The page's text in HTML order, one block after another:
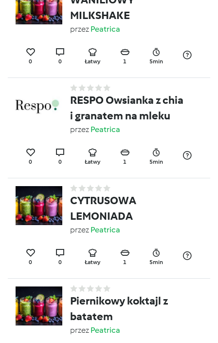
MILKSHAKE
przez Peatrica
0 0 Łatwy 1 5min
RESPO Owsianka z chia
i granatem na mleku
przez Peatrica
0 0 Łatwy 1 5min
CYTRUSOWA
LEMONIADA
przez Peatrica
0 0 Łatwy 1 5min
Piernikowy koktajl z
batatem
przez Peatrica